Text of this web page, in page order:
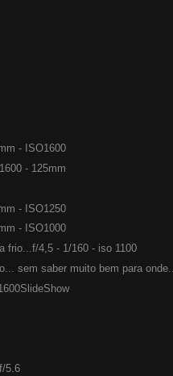
- ISO1600
- 125mm
- ISO1250
- ISO1000
frio...f/4,5 - 1/160 - iso 1100
sem saber muito bem para onde...
5.6